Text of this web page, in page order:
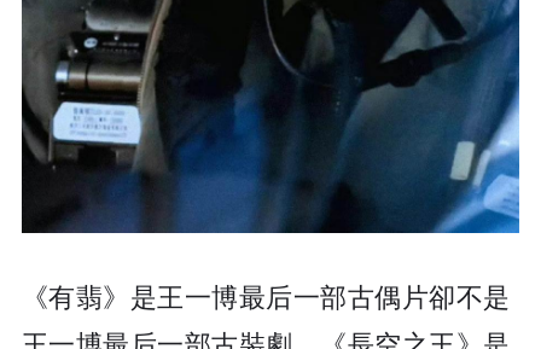
《有翡》是王一博最后一部古偶片卻不是